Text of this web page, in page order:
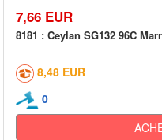
7,66 EUR
8181 : Ceylan SG132 96C
8,48 EUR
0